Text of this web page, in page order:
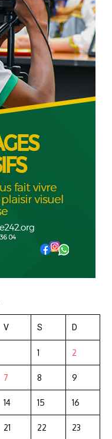
V S D
1 2
7 8 9
14 15 16
21 22 23